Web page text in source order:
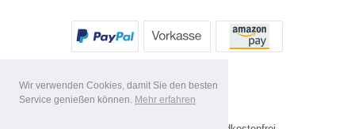
Wir verwenden Cookies, damit Sie den besten
Service genießen können. Mehr erfahren